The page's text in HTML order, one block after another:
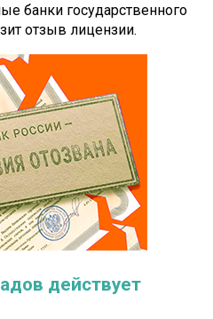
банки государственного
отзыв лицензии.
действует